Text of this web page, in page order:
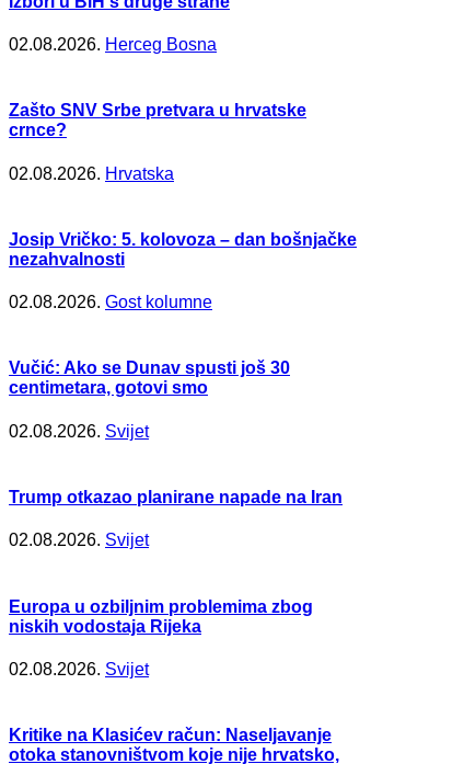
02.08.2026. Herceg Bosna
Zašto SNV Srbe pretvara u hrvatske
crnce?
02.08.2026. Hrvatska
Josip Vričko: 5. kolovoza – dan bošnjačke
nezahvalnosti
02.08.2026. Gost kolumne
Vučić: Ako se Dunav spusti još 30
centimetara, gotovi smo
02.08.2026. Svijet
Trump otkazao planirane napade na Iran
02.08.2026. Svijet
Europa u ozbiljnim problemima zbog
niskih vodostaja Rijeka
02.08.2026. Svijet
Kritike na Klasićev račun: Naseljavanje
otoka stanovništvom koje nije hrvatsko,